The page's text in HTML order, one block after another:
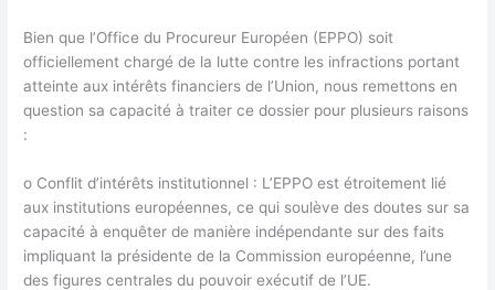
Bien que l’Office du Procureur Européen (EPPO) soit
officiellement chargé de la lutte contre les infractions portant
atteinte aux intérêts financiers de l’Union, nous remettons en
question sa capacité à traiter ce dossier pour plusieurs raisons
:
o Conflit d’intérêts institutionnel : L’EPPO est étroitement lié
aux institutions européennes, ce qui soulève des doutes sur sa
capacité à enquêter de manière indépendante sur des faits
impliquant la présidente de la Commission européenne, l’une
des figures centrales du pouvoir exécutif de l’UE.